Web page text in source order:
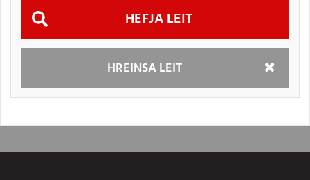
HREINSA LEIT
Hefja